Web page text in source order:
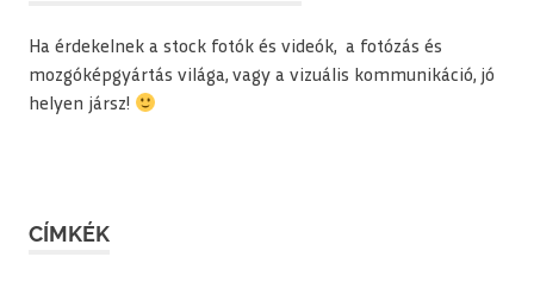
Ha érdekelnek a stock fotók és videók, a fotózás és
mozgóképgyártás világa, vagy a vizuális kommunikáció, jó
helyen jársz!
CÍMKÉK